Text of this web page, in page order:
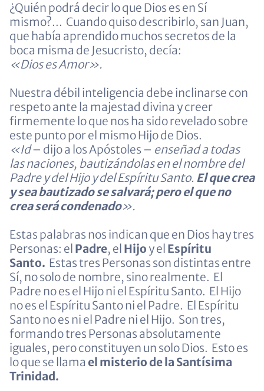
¿Quién podrá decir lo que Dios es en Sí
mismo?... Cuando quiso describirlo, san Juan,
que había aprendido muchos secretos de la
boca misma de Jesucristo, decía:
«Dios es Amor».
Nuestra débil inteligencia debe inclinarse con
respeto ante la majestad divina y creer
firmemente lo que nos ha sido revelado sobre
este punto por el mismo Hijo de Dios.
«Id– dijo a los Apóstoles – enseñad a todas
las naciones, bautizándolas en el nombre del
Padre y del Hijo y del Espíritu Santo. El que crea
y sea bautizado se salvará; pero el que no
crea será condenado».
Estas palabras nos indican que en Dios hay tres
Personas: el Padre, el Hijo y el Espíritu
Santo. Estas tres Personas son distintas entre
Sí, no solo de nombre, sino realmente. El
Padre no es el Hijo ni el Espíritu Santo. El Hijo
no es el Espíritu Santo ni el Padre. El Espíritu
Santo no es ni el Padre ni el Hijo. Son tres,
formando tres Personas absolutamente
iguales, pero constituyen un solo Dios. Esto es
lo que se llama el misterio de la Santísima
Trinidad.